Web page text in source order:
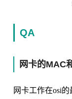
QA
网卡的MAC
网卡工作在osi